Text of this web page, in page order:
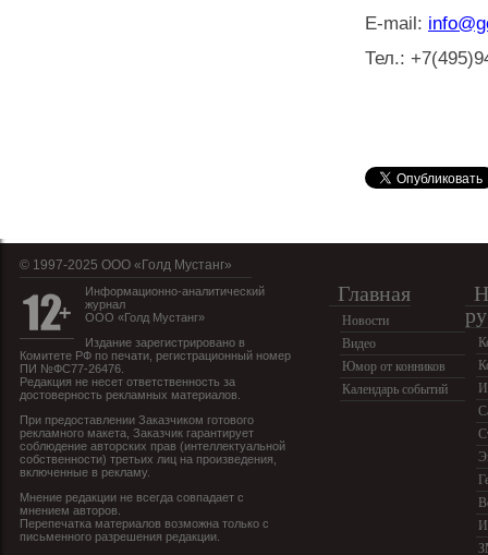
E-mail:
Тел.:
© 1997-2025 OOO «Голд Мустанг»
Информационно-аналитический
журнал
ООО «Голд Мустанг»
Издание зарегистрировано в
Комитете РФ по печати, регистрационный номер
ПИ №ФС77-26476.
Редакция не несет ответственность за
достоверность рекламных материалов.
При предоставлении Заказчиком готового
рекламного макета, Заказчик гарантирует
соблюдение авторских прав (интеллектуальной
собственности) третьих лиц на произведения,
включенные в рекламу.
Мнение редакции не всегда совпадает с
мнением авторов.
Перепечатка материалов возможна только с
письменного разрешения редакции.
Главная
Новости
Видео
Юмор от конников
Календарь событий